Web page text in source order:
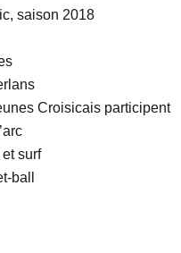
saison 2018
Croisicais participent
surf
ball